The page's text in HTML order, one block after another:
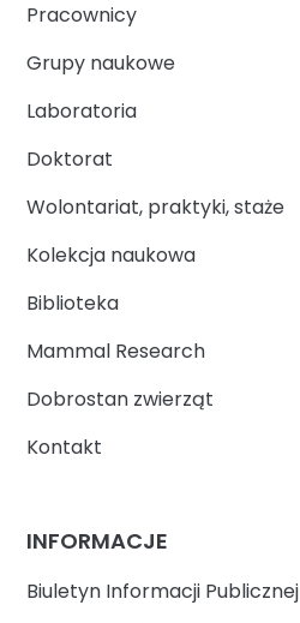
Pracownicy
Grupy naukowe
Laboratoria
Doktorat
Wolontariat, praktyki, staże
Kolekcja naukowa
Biblioteka
Mammal Research
Dobrostan zwierząt
Kontakt
INFORMACJE
Biuletyn Informacji Publicznej